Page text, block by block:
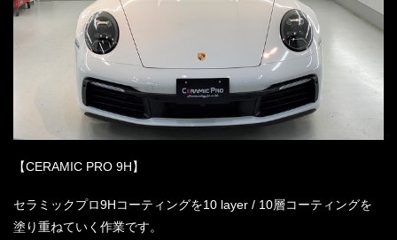
【CERAMIC PRO 9H】
セラミックプロ9Hコーティングを10 layer / 10層コーティングを
塗り重ねていく作業です。